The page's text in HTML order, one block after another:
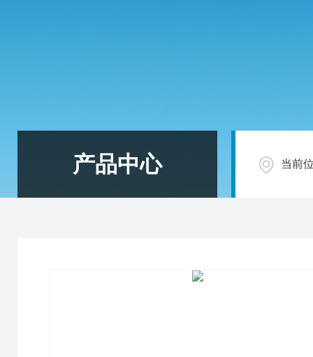
产品中心 当前